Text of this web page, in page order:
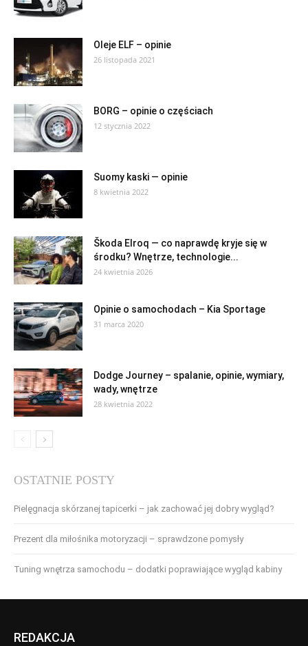
Oleje ELF – opinie
26 listopada 2021
BORG – opinie o częściach
12 stycznia 2022
Suomy kaski — opinie
8 kwietnia 2022
Škoda Elroq — co naprawdę kryje się w
środku? Wnętrze, technologie...
24 kwietnia 2026
Opinie o samochodach – Kia Sportage
31 marca 2020
Dodge Journey – spalanie, opinie, wymiary,
wady, wnętrze
28 kwietnia 2022
OSTATNIE POSTY
Pielęgnacja skórzanej tapicerki – jak zachować jej dobry wygląd?
Prezent dla miłośnika motoryzacji – sprawdzone pomysły
Tuning wnętrza samochodu – dodatki poprawiające wygląd kabiny
REDAKCJA